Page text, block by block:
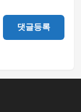
댓글등록